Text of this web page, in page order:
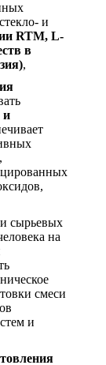
и
RTM, L-
в
,
и
сырьевых
на
смеси
и